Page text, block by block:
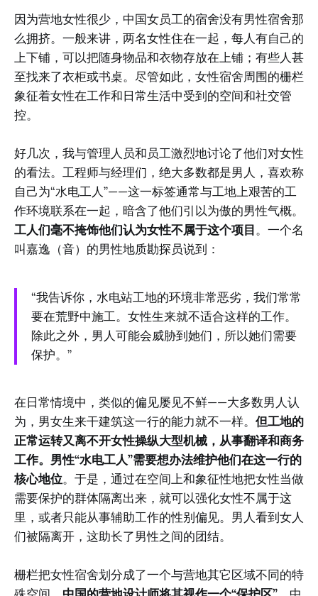
因为营地女性很少，中国女员工的宿舍没有男性宿舍那
么拥挤。一般来讲，两名女性住在一起，每人有自己的
上下铺，可以把随身物品和衣物存放在上铺；有些人甚
至找来了衣柜或书桌。尽管如此，女性宿舍周围的栅栏
象征着女性在工作和日常生活中受到的空间和社交管
控。
好几次，我与管理人员和员工激烈地讨论了他们对女性
的看法。工程师与经理们，绝大多数都是男人，喜欢称
自己为“水电工人”——这一标签通常与工地上艰苦的工
作环境联系在一起，暗含了他们引以为傲的男性气概。
工人们毫不掩饰他们认为女性不属于这个项目。一个名
叫嘉逸（音）的男性地质勘探员说到：
“我告诉你，水电站工地的环境非常恶劣，我们常常
要在荒野中施工。女性生来就不适合这样的工作。
除此之外，男人可能会威胁到她们，所以她们需要
保护。”
在日常情境中，类似的偏见屡见不鲜——大多数男人认
为，男女生来干建筑这一行的能力就不一样。 但工地的
正常运转又离不开女性操纵大型机械，从事翻译和商务
工作。男性“水电工人”需要想办法维护他们在这一行的
核心地位。于是，通过在空间上和象征性地把女性当做
需要保护的群体隔离出来，就可以强化女性不属于这
里，或者只能从事辅助工作的性别偏见。男人看到女人
们被隔离开，这助长了男性之间的团结。
栅栏把女性宿舍划分成了一个与营地其它区域不同的特